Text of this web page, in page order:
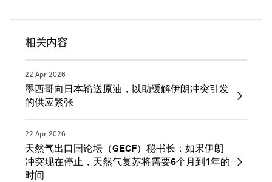
相关内容
22 Apr 2026
墨西哥向日本输送原油，以助缓解伊朗冲突引发
的供应紧张
22 Apr 2026
天然气出口国论坛（GECF）秘书长：如果伊朗
冲突现在停止，天然气复苏将需要6个月到1年的
时间